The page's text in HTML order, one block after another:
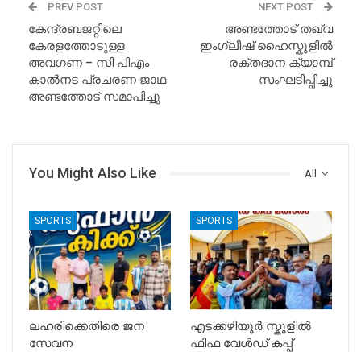
PREV POST
കേന്ദ്രബജറ്റിലെ
കേരളത്തോടുള്ള
അവഗണ – സി പിഎം
കാൽനട പ്രചരണ ജാഥ
അണ്ടത്തോട് സമാപിച്ചു
NEXT POST
അണ്ടത്തോട് തഖ്‌വ
ഇംഗ്ലീഷ് ഹൈസ്കൂളിൽ
രക്തദാന ക്യാമ്പ്
സംഘടിപ്പിച്ചു
All
You Might Also Like
SPORTS
ലഹരിക്കെതിരെ ജന
സേവന
SPORTS
എടക്കഴിയൂർ സ്കൂളിൽ
ഫിഫ വേൾഡ് കപ്പ്